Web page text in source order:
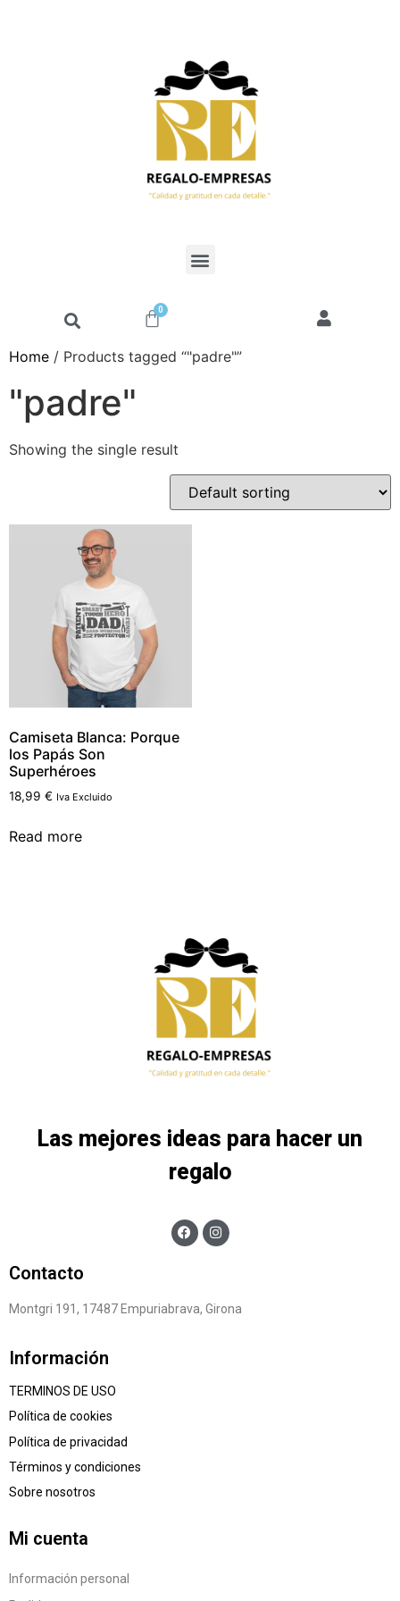
0
Home / Products tagged “"padre"”
"padre"
Showing the single result
Camiseta Blanca: Porque
los Papás Son
Superhéroes
18,99 € Iva Excluido
Read more
Las mejores ideas para hacer un
regalo
Contacto
Montgri 191, 17487 Empuriabrava, Girona
Información
TERMINOS DE USO
Política de cookies
Política de privacidad
Términos y condiciones
Sobre nosotros
Mi cuenta
Información personal